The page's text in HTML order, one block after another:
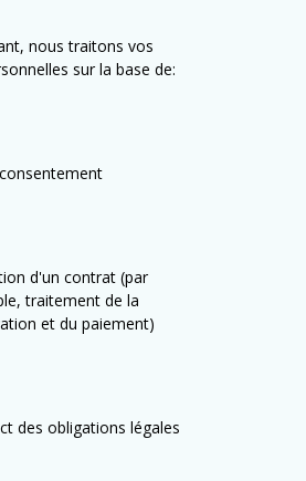
nous traitons vos
sur la base de:
d'un contrat (par
traitement de la
et du paiement)
des obligations légales